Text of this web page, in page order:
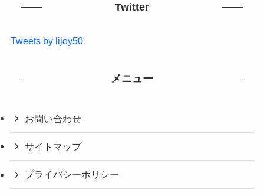
Twitter
Tweets by lijoy50
メニュー
お問い合わせ
サイトマップ
プライバシーポリシー